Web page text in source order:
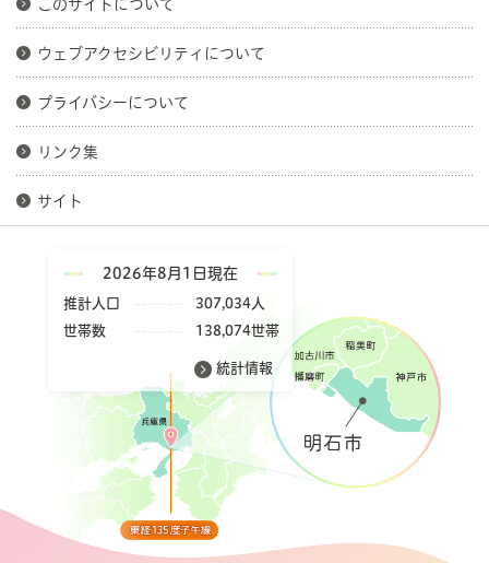
このサイトについて
ウェブアクセシビリティについて
プライバシーについて
リンク集
サイト
2026年8月1日現在
推計人口
307,034人
世帯数
138,074世帯
統計情報